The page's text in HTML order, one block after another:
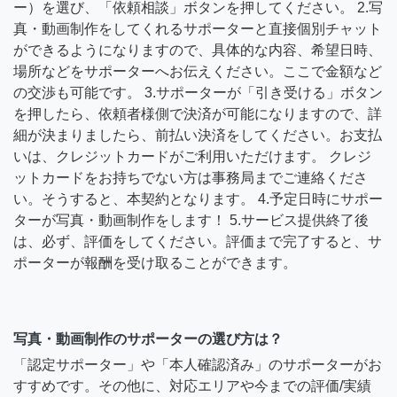
ー）を選び、「依頼相談」ボタンを押してください。 2.写
真・動画制作をしてくれるサポーターと直接個別チャット
ができるようになりますので、具体的な内容、希望日時、
場所などをサポーターへお伝えください。ここで金額など
の交渉も可能です。 3.サポーターが「引き受ける」ボタン
を押したら、依頼者様側で決済が可能になりますので、詳
細が決まりましたら、前払い決済をしてください。お支払
いは、クレジットカードがご利用いただけます。 クレジ
ットカードをお持ちでない方は事務局までご連絡くださ
い。そうすると、本契約となります。 4.予定日時にサポー
ターが写真・動画制作をします！ 5.サービス提供終了後
は、必ず、評価をしてください。評価まで完了すると、サ
ポーターが報酬を受け取ることができます。
写真・動画制作のサポーターの選び方は？
「認定サポーター」や「本人確認済み」のサポーターがお
すすめです。その他に、対応エリアや今までの評価/実績